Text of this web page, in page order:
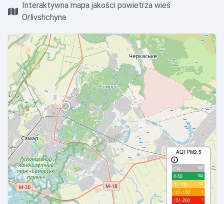
Interaktywna mapa jakości powietrza wieś
Orlivshchyna
AQI PM2.5
с/д 100
0-50 182
51-100 62
101-150 4
151-200 1